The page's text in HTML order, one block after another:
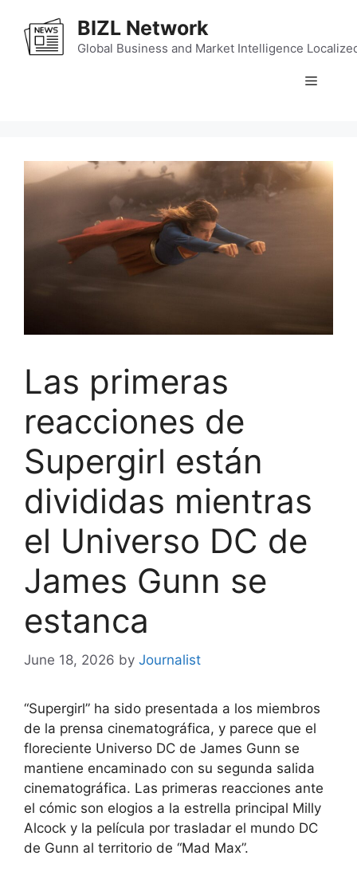
content
BIZL Network
Global Business and Market Intelligence
Menu
Las primeras
reacciones de
Supergirl están
divididas mientras
el Universo DC de
James Gunn se
estanca
June 18, 2026 by Journalist
“Supergirl” ha sido presentada a los miembros
de la prensa cinematográfica, y parece que el
floreciente Universo DC de James Gunn se
mantiene encaminado con su segunda salida
cinematográfica. Las primeras reacciones ante
el cómic son elogios a la estrella principal Milly
Alcock y la película por trasladar el mundo DC
de Gunn al territorio de “Mad Max”.